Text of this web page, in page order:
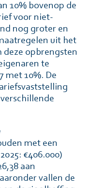
10% bovenop de
voor niet-
nog groter en
uit het
deze opbrengsten
te
met 10%. De
met een
€406.000)
aan
vallen de